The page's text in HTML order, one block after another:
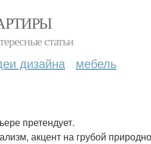
статьи
дизайна мебель
претендует.
акцент на грубой